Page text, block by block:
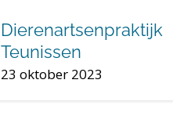
Dierenartsenpraktijk
Teunissen
23 oktober 2023